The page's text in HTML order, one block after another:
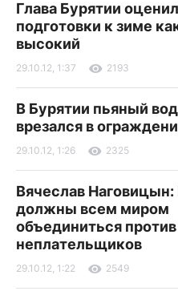
Глава Бурятии
подготовки к зиме
высокий
29.10.12, 1:37 2193
В Бурятии пьяный
врезался в
29.10.12, 1:26 2325
Вячеслав
должны всем миром
объединиться против
неплательщиков
29.10.12, 1:22 2549